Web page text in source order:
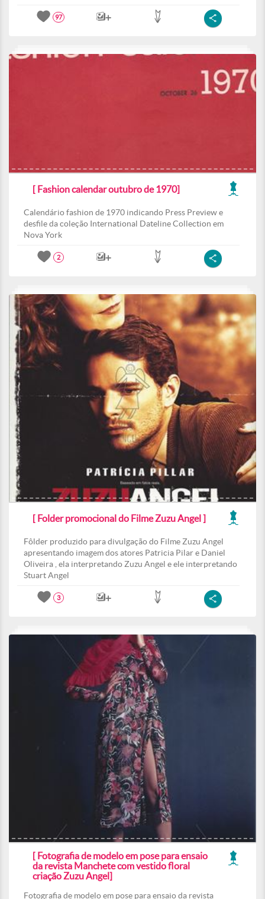
97
[ Fashion calendar outubro de 1970]
Calendário fashion de 1970 indicando Press Preview e
desfile da coleção International Dateline Collection em
Nova York
2
[ Folder promocional do Filme Zuzu Angel ]
Fôlder produzido para divulgação do Filme Zuzu Angel
apresentando imagem dos atores Patricia Pilar e Daniel
Oliveira , ela interpretando Zuzu Angel e ele interpretando
Stuart Angel
3
[ Fotografia de modelo em pose para ensaio
da revista Manchete com vestido floral
criação Zuzu Angel]
Fotografia de modelo em pose para ensaio da revista